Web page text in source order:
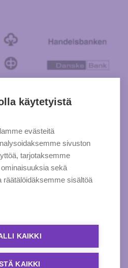
käytetyistä
evästeitä
sivuston
tarjotaksemme
sekä
räätälöidäksemme sisältöä
KAIKKI
KAIKKI